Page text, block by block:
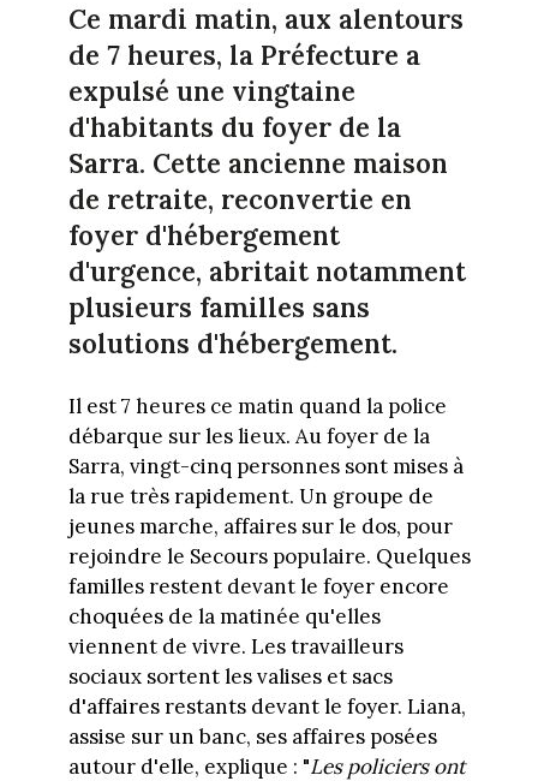
Ce mardi matin, aux alentours
de 7 heures, la Préfecture a
expulsé une vingtaine
d'habitants du foyer de la
Sarra. Cette ancienne maison
de retraite, reconvertie en
foyer d'hébergement
d'urgence, abritait notamment
plusieurs familles sans
solutions d'hébergement.
Il est 7 heures ce matin quand la police
débarque sur les lieux. Au foyer de la
Sarra, vingt-cinq personnes sont mises à
la rue très rapidement. Un groupe de
jeunes marche, affaires sur le dos, pour
rejoindre le Secours populaire. Quelques
familles restent devant le foyer encore
choquées de la matinée qu'elles
viennent de vivre. Les travailleurs
sociaux sortent les valises et sacs
d'affaires restants devant le foyer. Liana,
assise sur un banc, ses affaires posées
autour d'elle, explique : "Les policiers ont